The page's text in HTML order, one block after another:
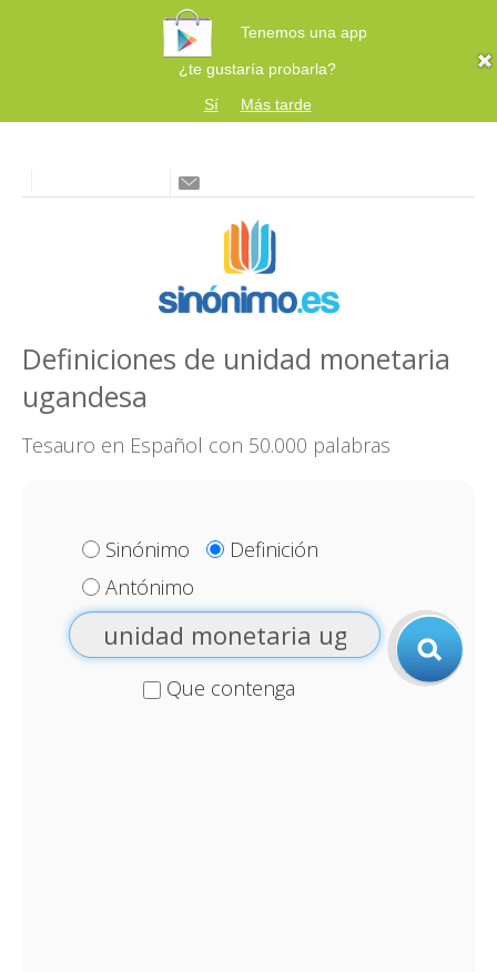
Tenemos una app
¿te gustaría probarla?
Sí
Más tarde
Definiciones de unidad monetaria
ugandesa
Tesauro en Español con 50.000 palabras
Sinónimo
Definición
Antónimo
Que contenga